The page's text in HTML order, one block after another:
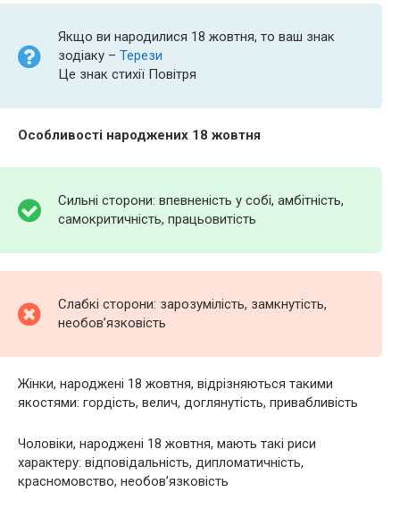
Якщо ви народилися 18 жовтня, то ваш знак
зодіаку – Терези
Це знак стихії Повітря
Особливості народжених 18 жовтня
Сильні сторони: впевненість у собі, амбітність,
самокритичність, працьовитість
Слабкі сторони: зарозумілість, замкнутість,
необов’язковість
Жінки, народжені 18 жовтня, відрізняються такими
якостями: гордість, велич, доглянутість, привабливість
Чоловіки, народжені 18 жовтня, мають такі риси
характеру: відповідальність, дипломатичність,
красномовство, необов’язковість